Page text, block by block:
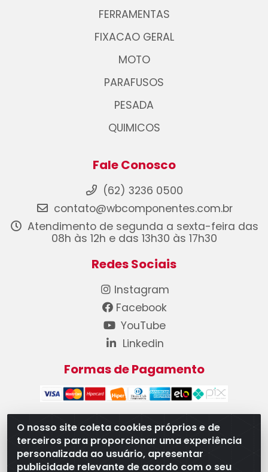
O nosso site coleta cookies próprios e de
terceiros para proporcionar uma experiência
personalizada ao usuário, apresentar
publicidade relevante de acordo com o seu
FERRAMENTAS
FIXACAO GERAL
MOTO
PARAFUSOS
PESADA
QUIMICOS
Fale Conosco
(62) 3236 0500
contato@wbcomponentes.com.br
Atendimento de segunda a sexta-feira das
08h às 12h e das 13h30 às 17h30
Redes Sociais
Instagram
Facebook
YouTube
Linkedin
Formas de Pagamento
WB Componentes Automotivos LTDA - CNPJ
08.528.393/0001-12 - Rua do Níquel, 667 - Parque
Oeste Industrial, Goiânia/GO - CEP 74375-660